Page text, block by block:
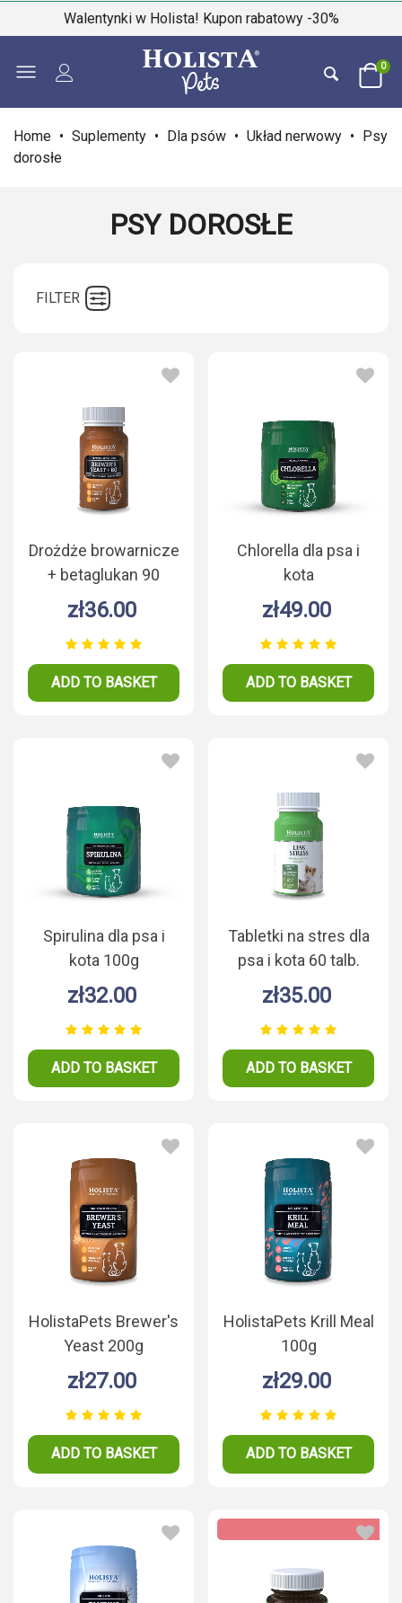
Walentynki w Holista! Kupon rabatowy -30%
0
Home • Suplementy • Dla psów • Układ nerwowy • Psy
dorosłe
PSY DOROSŁE
FILTER
Drożdże browarnicze
+ betaglukan 90
tabletek
zł36.00
ADD TO BASKET
Chlorella dla psa i
kota
zł49.00
ADD TO BASKET
Spirulina dla psa i
kota 100g
zł32.00
ADD TO BASKET
Tabletki na stres dla
psa i kota 60 talb.
zł35.00
ADD TO BASKET
HolistaPets Brewer's
Yeast 200g
zł27.00
ADD TO BASKET
HolistaPets Krill Meal
100g
zł29.00
ADD TO BASKET